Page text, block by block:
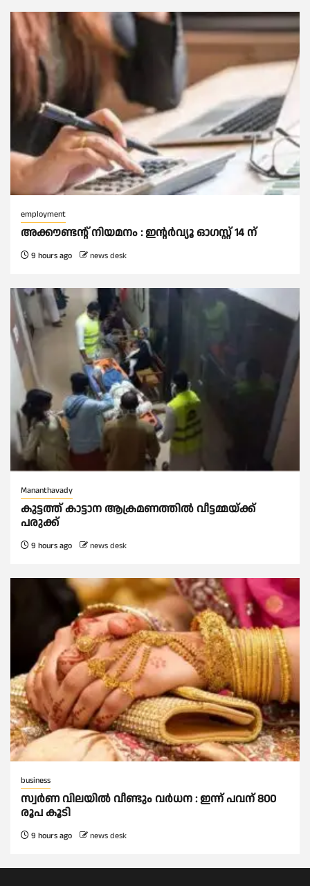
employment
അക്കൗണ്ടന്റ് നിയമനം : ഇൻ്റർവ്യൂ ഓഗസ്റ്റ് 14 ന്
9 hours ago news desk
Mananthavady
കുട്ടത്ത് കാട്ടാന ആക്രമണത്തിൽ വീട്ടമ്മയ്ക്ക്
പരുക്ക്
9 hours ago news desk
business
സ്വർണ വിലയില്‍ വീണ്ടും വർധന : ഇന്ന് പവന് 800
രൂപ കൂടി
9 hours ago news desk